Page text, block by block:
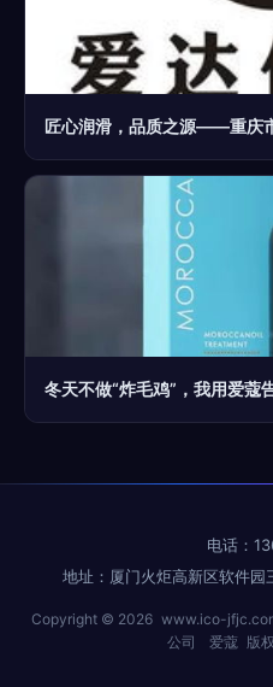
电话：
地址：厦门火炬高新区软件
Copyright © 2026 www.ico-
公司
爱蔻 版